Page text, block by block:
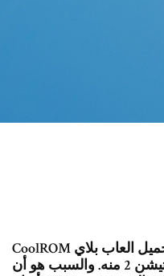
CoolROM هو أحد مواقع الويب الرائعة لتحميل العاب بلاي
ستيشن 2 منه. والسبب هو أن CoolROM يحتوي على جميع